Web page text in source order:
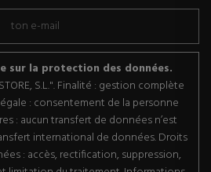
sur la protection des données.
S.L.". Finalité : gestion complète
: consentement de la personne
: aucun transfert de données n’est
international de données. Droits
: accès, rectification, suppression,